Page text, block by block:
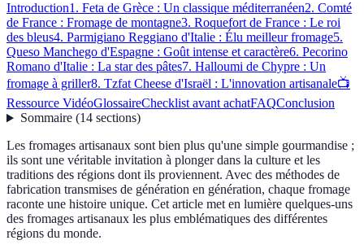
Introduction1. Feta de Grèce : Un classique méditerranéen2. Comté
de France : Fromage de montagne3. Roquefort de France : Le roi
des bleus4. Parmigiano Reggiano d'Italie : Élu meilleur fromage5.
Queso Manchego d'Espagne : Goût intense et caractère6. Pecorino
Romano d'Italie : La star des pâtes7. Halloumi de Chypre : Un
fromage à griller8. Tzfat Cheese d'Israël : L'innovation artisanale📺
Ressource VidéoGlossaireChecklist avant achatFAQConclusion
Sommaire(14 sections)
Les fromages artisanaux sont bien plus qu'une simple gourmandise ;
ils sont une véritable invitation à plonger dans la culture et les
traditions des régions dont ils proviennent. Avec des méthodes de
fabrication transmises de génération en génération, chaque fromage
raconte une histoire unique. Cet article met en lumière quelques-uns
des fromages artisanaux les plus emblématiques des différentes
régions du monde.